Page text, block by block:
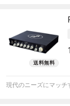
現代のニーズにマッチ